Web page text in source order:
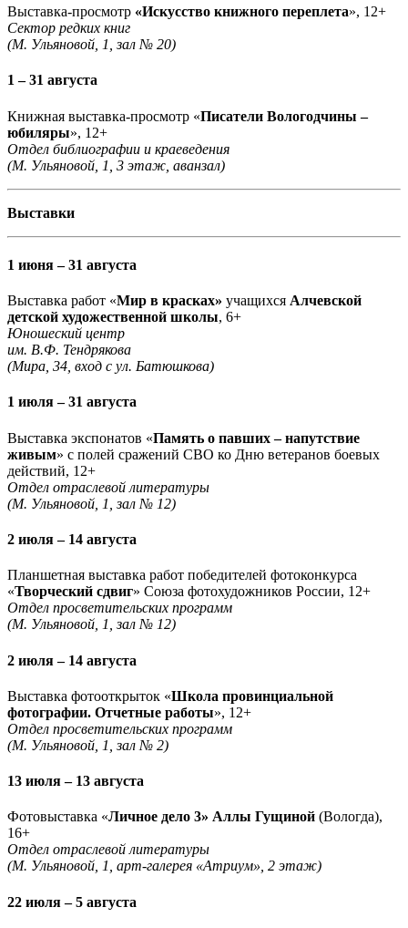
Выставка-просмотр «Искусство книжного переплета», 12+
Сектор редких книг
(М. Ульяновой, 1, зал № 20)
1 – 31 августа
Книжная выставка-просмотр «Писатели Вологодчины –
юбиляры», 12+
Отдел библиографии и краеведения
(М. Ульяновой, 1, 3 этаж, аванзал)
Выставки
1 июня – 31 августа
Выставка работ «Мир в красках» учащихся Алчевской
детской художественной школы, 6+
Юношеский центр
им. В.Ф. Тендрякова
(Мира, 34, вход с ул. Батюшкова)
1 июля – 31 августа
Выставка экспонатов «Память о павших – напутствие
живым» с полей сражений СВО ко Дню ветеранов боевых
действий, 12+
Отдел отраслевой литературы
(М. Ульяновой, 1, зал № 12)
2 июля – 14 августа
Планшетная выставка работ победителей фотоконкурса
«Творческий сдвиг» Союза фотохудожников России, 12+
Отдел просветительских программ
(М. Ульяновой, 1, зал № 12)
2 июля – 14 августа
Выставка фотооткрыток «Школа провинциальной
фотографии. Отчетные работы», 12+
Отдел просветительских программ
(М. Ульяновой, 1, зал № 2)
13 июля – 13 августа
Фотовыставка «Личное дело 3» Аллы Гущиной (Вологда),
16+
Отдел отраслевой литературы
(М. Ульяновой, 1, арт-галерея «Атриум», 2 этаж)
22 июля – 5 августа